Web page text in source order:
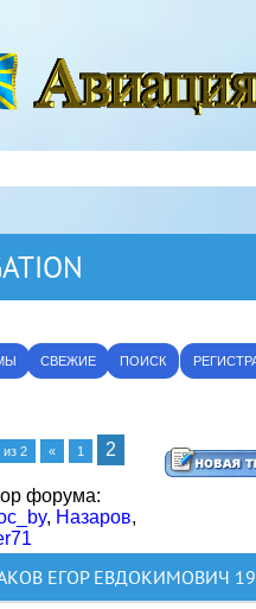
СВЕЖИЕ ПОИСК
из 2 « 1 2
форума:
, Назаров,
ЕГОР ЕВДОКИМОВИЧ